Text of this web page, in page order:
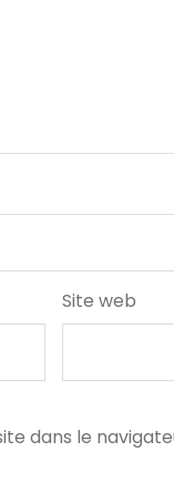
Site web
dans le